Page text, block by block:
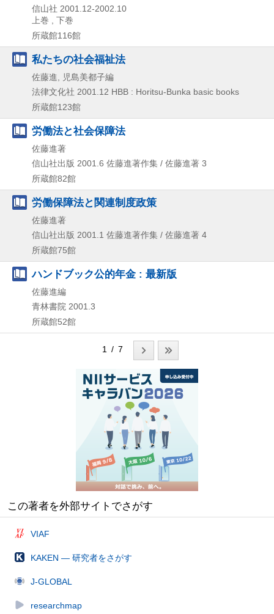
信山社 2001.12-2002.10
上巻 , 下巻
所蔵館116館
私たちの社会福祉法
佐藤進, 児島美都子編
法律文化社 2001.12 HBB : Horitsu-Bunka basic books
所蔵館123館
労働法と社会保障法
佐藤進著
信山社出版 2001.6 佐藤進著作集 / 佐藤進著 3
所蔵館82館
労働保障法と関連制度政策
佐藤進著
信山社出版 2001.1 佐藤進著作集 / 佐藤進著 4
所蔵館75館
ハンドブック公的年金 : 最新版
佐藤進編
青林書院 2001.3
所蔵館52館
1 / 7
この著者を外部サイトでさがす
VIAF
KAKEN — 研究者をさがす
J-GLOBAL
researchmap